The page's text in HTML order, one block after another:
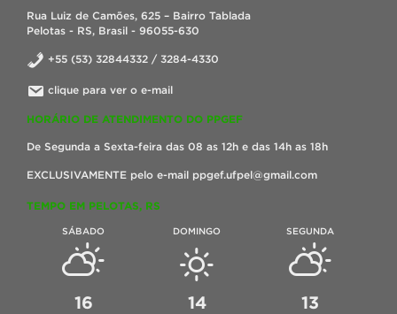
Rua Luiz de Camões, 625 – Bairro Tablada
Pelotas - RS, Brasil - 96055-630
+55 (53) 32844332 / 3284-4330
clique para ver o e-mail
HORÁRIO DE ATENDIMENTO DO PPGEF
De Segunda a Sexta-feira das 08 as 12h e das 14h as 18h
EXCLUSIVAMENTE pelo e-mail ppgef.ufpel@gmail.com
TEMPO EM PELOTAS, RS
SÁBADO
16
DOMINGO
14
SEGUNDA
13